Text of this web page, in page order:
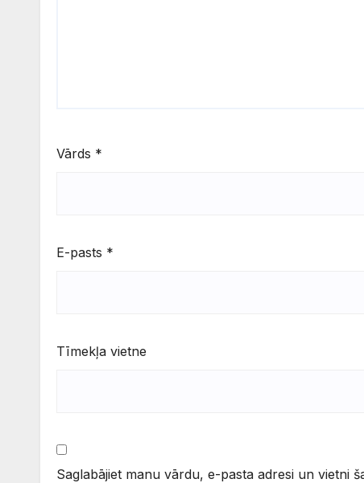
Vārds *
E-pasts *
Tīmekļa vietne
Saglabājiet manu vārdu, e-pasta adresi un vietni